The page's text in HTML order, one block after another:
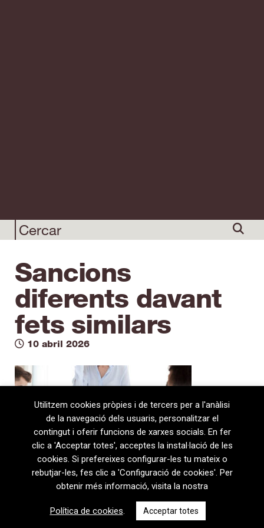
Sancions
diferents davant
fets similars
10 abril 2026
08720 Vilafranca del Penedès · General Prim 5, 2n · Barcelona
T+34 938 170 417 ·
+34 938 170 301
Utilitzem cookies pròpies i de tercers per a l'anàlisi
de la navegació dels usuaris, personalitzar el
contingut i oferir funcions de xarxes socials. En fer
clic a 'Acceptar totes', acceptes la instal·lació de les
cookies. Si prefereixes configurar-les tu mateix o
rebutjar-les, fes clic a 'Configuració de cookies'. Per
obtenir més informació, visita la nostra
Política de cookies. Acceptar totes